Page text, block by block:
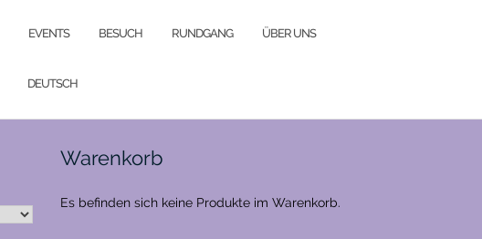
EVENTS BESUCH RUNDGANG ÜBER UNS
DEUTSCH
Warenkorb
Es befinden sich keine Produkte im Warenkorb.